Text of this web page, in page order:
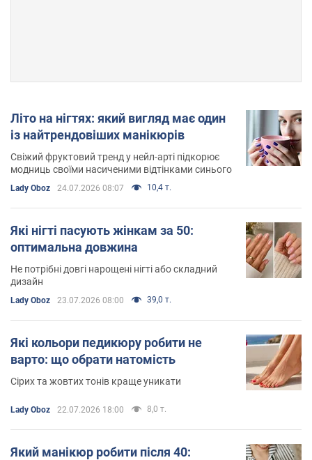
Літо на нігтях: який вигляд має один
із найтрендовіших манікюрів
Свіжий фруктовий тренд у нейл-арті підкорює
модниць своїми насиченими відтінками синього
Lady Oboz 24.07.2026 08:07 10,4 т.
Які нігті пасують жінкам за 50:
оптимальна довжина
Не потрібні довгі нарощені нігті або складний
дизайн
Lady Oboz 23.07.2026 08:00 39,0 т.
Які кольори педикюру робити не
варто: що обрати натомість
Сірих та жовтих тонів краще уникати
Lady Oboz 22.07.2026 18:00 8,0 т.
Який манікюр робити після 40: